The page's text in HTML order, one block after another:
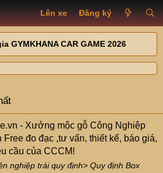
Lên xe Đăng ký
GYMKHANA CAR GAME 2026
- Xưởng mộc gỗ Công Nghiệp
Free đo đạc ,tư vấn, thiết kế, báo giá,
cầu của CCCM!
nghiệp trái quy định> Quy định Box